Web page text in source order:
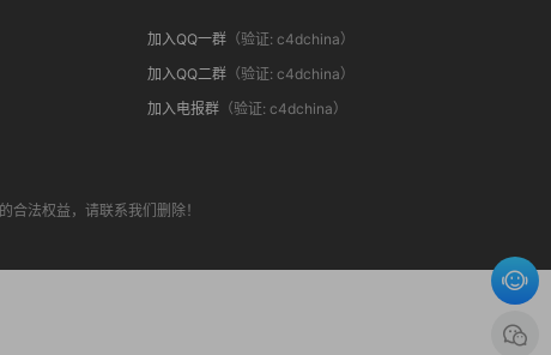
加入QQ一群（验证: c4dchina）
加入QQ二群（验证: c4dchina）
加入电报群（验证: c4dchina）
合法权益，请联系我们删除！